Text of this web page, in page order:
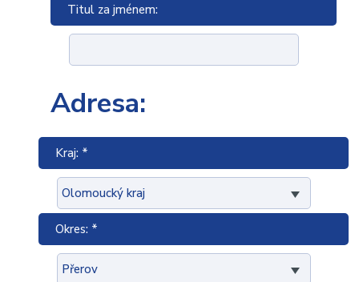
Titul za jménem:
Adresa:
Kraj: *
Okres: *